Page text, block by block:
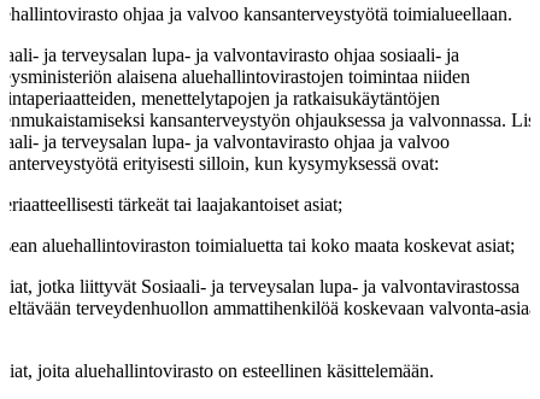
ohjaa ja valvoo kansanterveystyötä toimialueellaan.
ja terveysalan lupa- ja valvontavirasto ohjaa sosiaali- ja
alaisena aluehallintovirastojen toimintaa niiden
menettelytapojen ja ratkaisukäytäntöjen
kansanterveystyön ohjauksessa ja valvonnassa.
ja terveysalan lupa- ja valvontavirasto ohjaa ja valvoo
erityisesti silloin, kun kysymyksessä ovat:
tärkeät tai laajakantoiset asiat;
aluehallintoviraston toimialuetta tai koko maata koskevat asiat;
jotka liittyvät Sosiaali- ja terveysalan lupa- ja valvontavirastossa
terveydenhuollon ammattihenkilöä koskevaan valvonta-
joita aluehallintovirasto on esteellinen käsittelemään.